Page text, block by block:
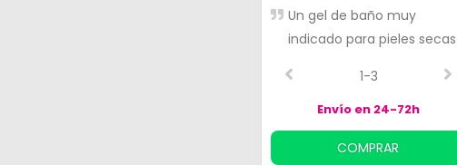
Un gel de baño muy
indicado para pieles secas
1-3
Envío en 24-72h
COMPRAR